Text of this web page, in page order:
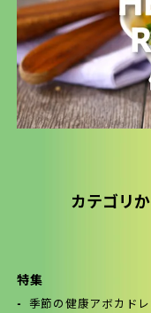
カテゴリ
特集
季節の健康アボカドレ